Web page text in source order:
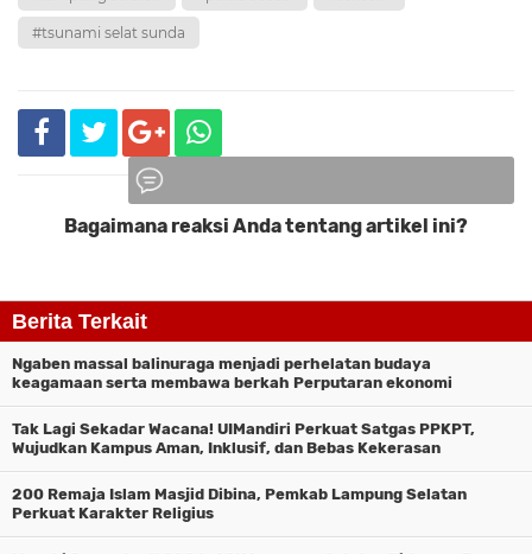
#tsunami selat sunda
Komentar
Bagaimana reaksi Anda tentang artikel ini?
Berita Terkait
Ngaben massal balinuraga menjadi perhelatan budaya
keagamaan serta membawa berkah Perputaran ekonomi
Tak Lagi Sekadar Wacana! UIMandiri Perkuat Satgas PPKPT,
Wujudkan Kampus Aman, Inklusif, dan Bebas Kekerasan
200 Remaja Islam Masjid Dibina, Pemkab Lampung Selatan
Perkuat Karakter Religius